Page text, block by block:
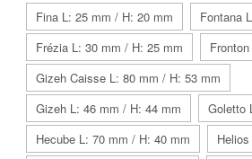
Fina L: 25 mm / H: 20 mm
Fontana
Frézia L: 30 mm / H: 25 mm
Fronton
Gizeh Caisse L: 80 mm / H: 53 mm
Gizeh L: 46 mm / H: 44 mm
Goletto
Hecube L: 70 mm / H: 40 mm